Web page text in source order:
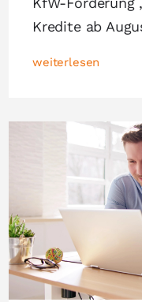
Kredite ab
weiterlesen